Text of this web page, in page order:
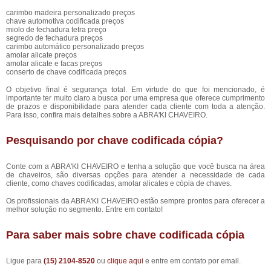
carimbo madeira personalizado preços
chave automotiva codificada preços
miolo de fechadura tetra preço
segredo de fechadura preços
carimbo automático personalizado preços
amolar alicate preços
amolar alicate e facas preços
conserto de chave codificada preços
O objetivo final é segurança total. Em virtude do que foi mencionado, é
importante ter muito claro a busca por uma empresa que oferece cumprimento
de prazos e disponibilidade para atender cada cliente com toda a atenção.
Para isso, confira mais detalhes sobre a ABRA'KI CHAVEIRO.
Pesquisando por chave codificada cópia?
Conte com a ABRA'KI CHAVEIRO e tenha a solução que você busca na área
de chaveiros, são diversas opções para atender a necessidade de cada
cliente, como chaves codificadas, amolar alicates e cópia de chaves.
Os profissionais da ABRA'KI CHAVEIRO estão sempre prontos para oferecer a
melhor solução no segmento. Entre em contato!
Para saber mais sobre chave codificada cópia
Ligue para (15) 2104-8520 ou clique aqui e entre em contato por email.